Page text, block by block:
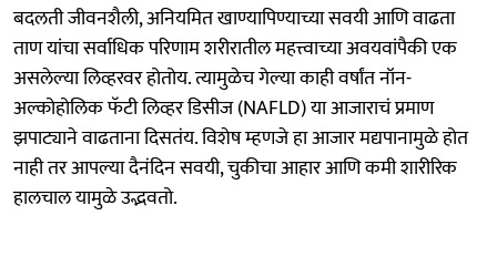
बदलती जीवनशैली, अनियमित खाण्यापिण्याच्या सवयी आणि वाढता
ताण यांचा सर्वाधिक परिणाम शरीरातील महत्त्वाच्या अवयवांपैकी एक
असलेल्या लिव्हरवर होतोय. त्यामुळेच गेल्या काही वर्षांत नॉन-
अल्कोहोलिक फॅटी लिव्हर डिसीज (NAFLD) या आजाराचं प्रमाण
झपाट्याने वाढताना दिसतंय. विशेष म्हणजे हा आजार मद्यपानामुळे होत
नाही तर आपल्या दैनंदिन सवयी, चुकीचा आहार आणि कमी शारीरिक
हालचाल यामुळे उद्भवतो.